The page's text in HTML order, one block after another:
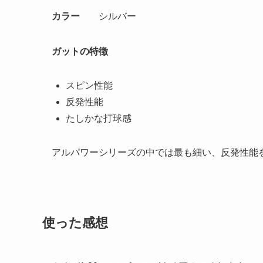
カラー シルバー
ガットの特徴
スピン性能
反発性能
たしかな打球感
アルパワーシリーズの中では最も細い、反発性能
使った感想